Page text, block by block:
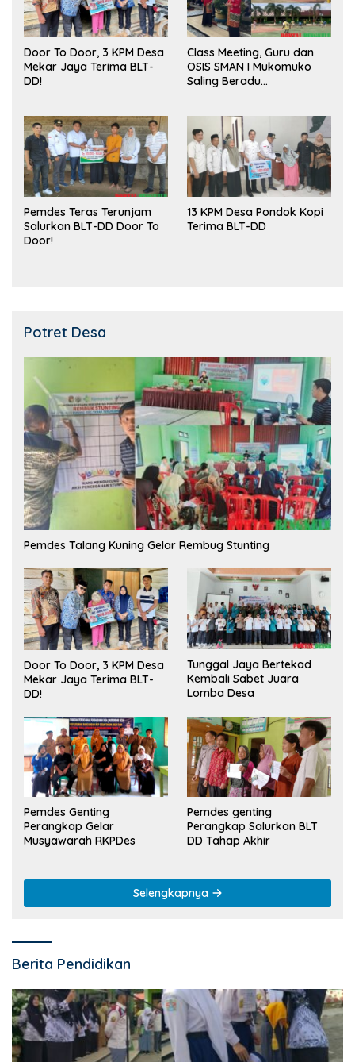
Door To Door, 3 KPM Desa
Mekar Jaya Terima BLT-
DD!
Class Meeting, Guru dan
OSIS SMAN I Mukomuko
Saling Beradu
Pemdes Teras Terunjam
Salurkan BLT-DD Door To
Door!
13 KPM Desa Pondok Kopi
Terima BLT-DD
Potret Desa
Pemdes Talang Kuning Gelar Rembug Stunting
Door To Door, 3 KPM Desa
Mekar Jaya Terima BLT-
DD!
Tunggal Jaya Bertekad
Kembali Sabet Juara
Lomba Desa
Pemdes Genting
Perangkap Gelar
Musyawarah RKPDes
Pemdes genting
Perangkap Salurkan BLT
DD Tahap Akhir
Selengkapnya
Berita Pendidikan